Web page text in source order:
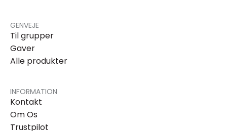
GENVEJE
Til grupper
Gaver
Alle produkter
INFORMATION
Kontakt
Om Os
Trustpilot